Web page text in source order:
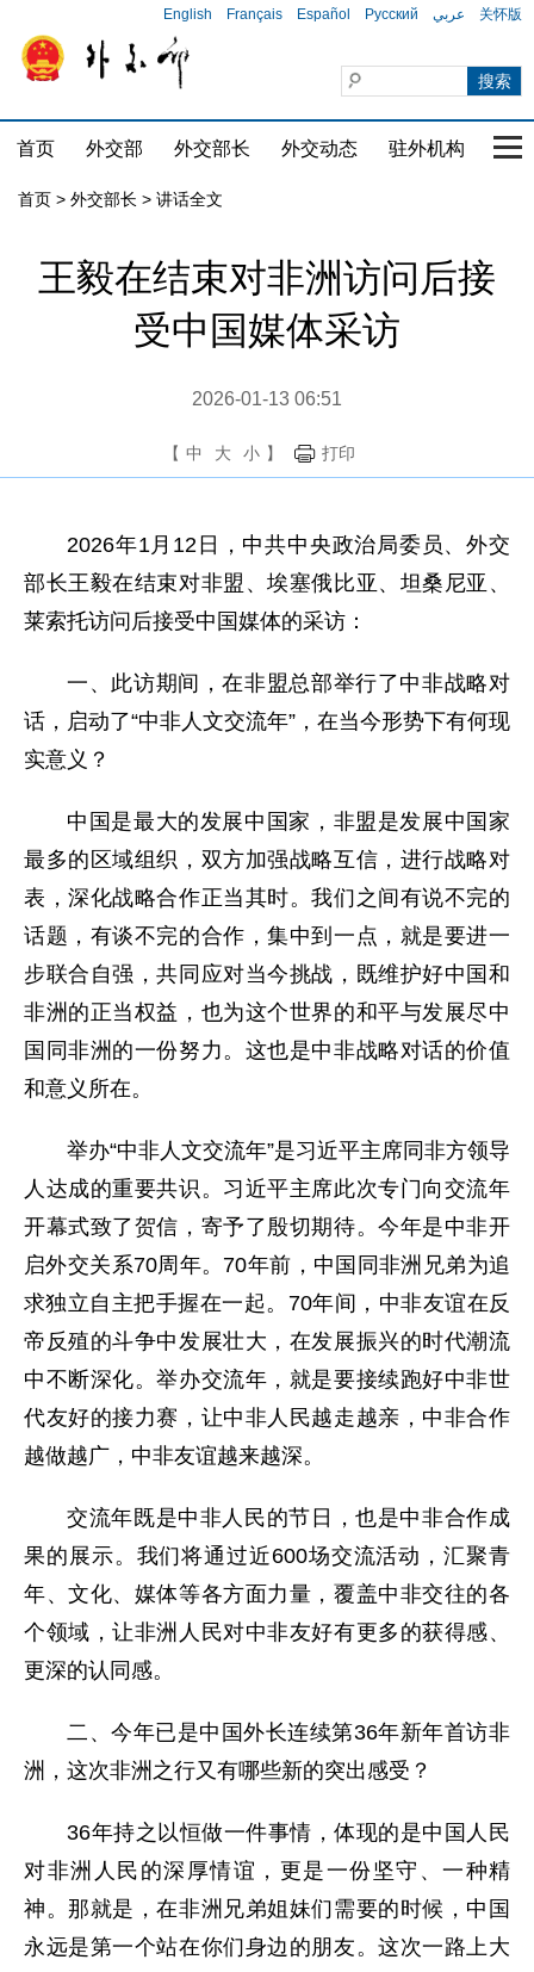
English Français Español Русский عربي 关怀版
首页 外交部 外交部长 外交动态 驻外机构 国
首页 > 外交部长 > 讲话全文
王毅在结束对非洲访问后接
受中国媒体采访
2026-01-13 06:51
【 中 大 小 】 打印
2026年1月12日，中共中央政治局委员、外交
部长王毅在结束对非盟、埃塞俄比亚、坦桑尼亚、
莱索托访问后接受中国媒体的采访：
一、此访期间，在非盟总部举行了中非战略对
话，启动了“中非人文交流年”，在当今形势下有何现
实意义？
中国是最大的发展中国家，非盟是发展中国家
最多的区域组织，双方加强战略互信，进行战略对
表，深化战略合作正当其时。我们之间有说不完的
话题，有谈不完的合作，集中到一点，就是要进一
步联合自强，共同应对当今挑战，既维护好中国和
非洲的正当权益，也为这个世界的和平与发展尽中
国同非洲的一份努力。这也是中非战略对话的价值
和意义所在。
举办“中非人文交流年”是习近平主席同非方领导
人达成的重要共识。习近平主席此次专门向交流年
开幕式致了贺信，寄予了殷切期待。今年是中非开
启外交关系70周年。70年前，中国同非洲兄弟为追
求独立自主把手握在一起。70年间，中非友谊在反
帝反殖的斗争中发展壮大，在发展振兴的时代潮流
中不断深化。举办交流年，就是要接续跑好中非世
代友好的接力赛，让中非人民越走越亲，中非合作
越做越广，中非友谊越来越深。
交流年既是中非人民的节日，也是中非合作成
果的展示。我们将通过近600场交流活动，汇聚青
年、文化、媒体等各方面力量，覆盖中非交往的各
个领域，让非洲人民对中非友好有更多的获得感、
更深的认同感。
二、今年已是中国外长连续第36年新年首访非
洲，这次非洲之行又有哪些新的突出感受？
36年持之以恒做一件事情，体现的是中国人民
对非洲人民的深厚情谊，更是一份坚守、一种精
神。那就是，在非洲兄弟姐妹们需要的时候，中国
永远是第一个站在你们身边的朋友。这次一路上大